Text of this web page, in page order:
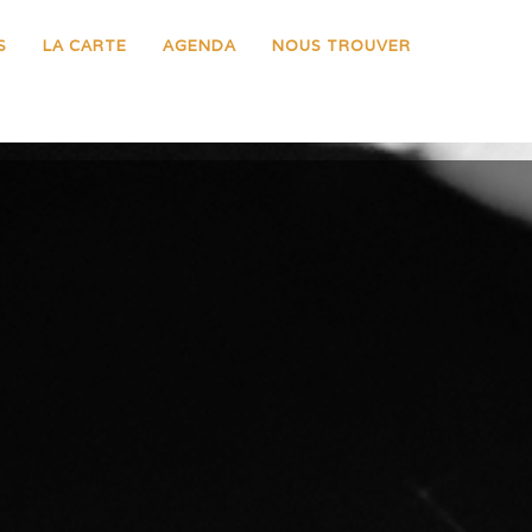
LA CARTE AGENDA NOUS TROUVER